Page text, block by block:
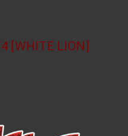
[WHITE LION]